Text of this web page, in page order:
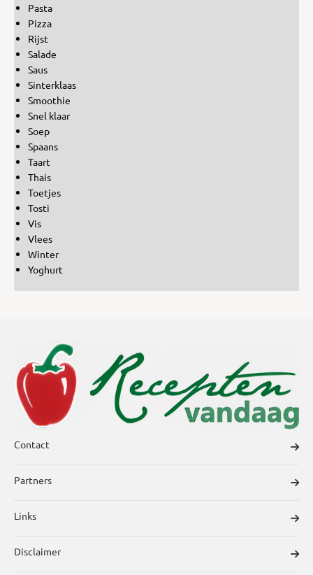
Pasta
Pizza
Rijst
Salade
Saus
Sinterklaas
Smoothie
Snel klaar
Soep
Spaans
Taart
Thais
Toetjes
Tosti
Vis
Vlees
Winter
Yoghurt
Contact
Partners
Links
Disclaimer